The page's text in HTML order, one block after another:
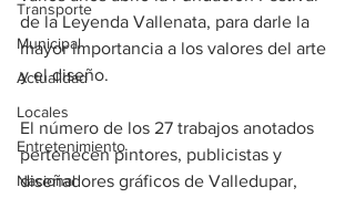
Transporte
Municipal
Actualidad
Locales
Entretenimiento
Nacional
de la Leyenda Vallenata, para darle la
mayor importancia a los valores del arte
y el diseño.
El número de los 27 trabajos anotados
pertenecen pintores, publicistas y
diseñadores gráficos de Valledupar,